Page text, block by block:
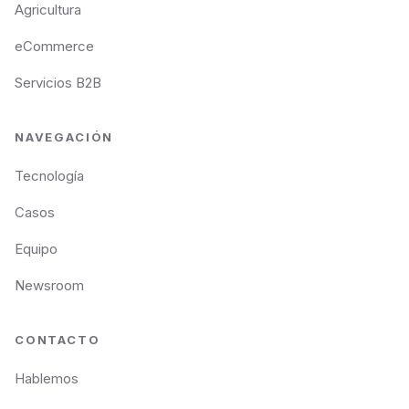
Agricultura
eCommerce
Servicios B2B
NAVEGACIÓN
Tecnología
Casos
Equipo
Newsroom
CONTACTO
Hablemos